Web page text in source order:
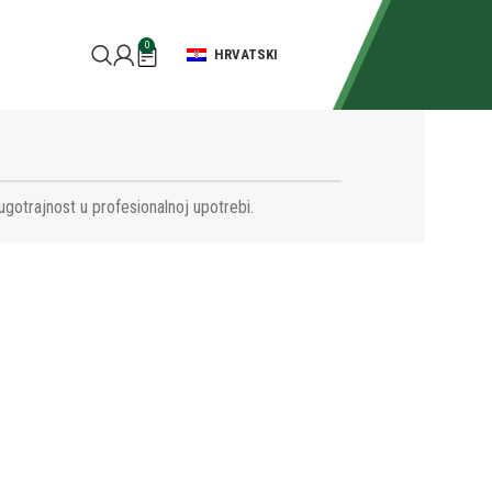
0
HRVATSKI
u profesionalnoj upotrebi.